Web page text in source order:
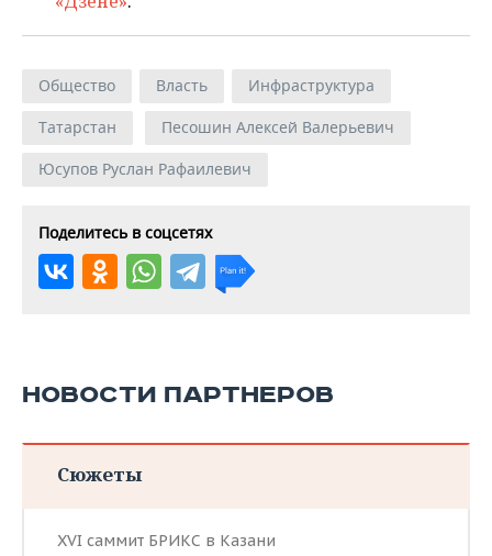
Общество Власть
Инфраструктура
Татарстан
Песошин Алексей Валерьевич
Юсупов Руслан Рафаилевич
Поделитесь в соцсетях
НОВОСТИ ПАРТНЕРОВ
Сюжеты
XVI саммит БРИКС в Казани